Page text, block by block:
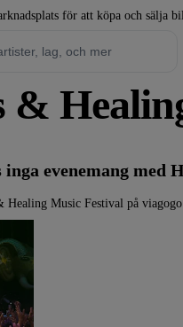
för att köpa och sälja
inga evenemang med
Healing Music Festival på